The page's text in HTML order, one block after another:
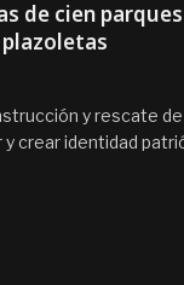
de cien
y rescate
y crear identidad